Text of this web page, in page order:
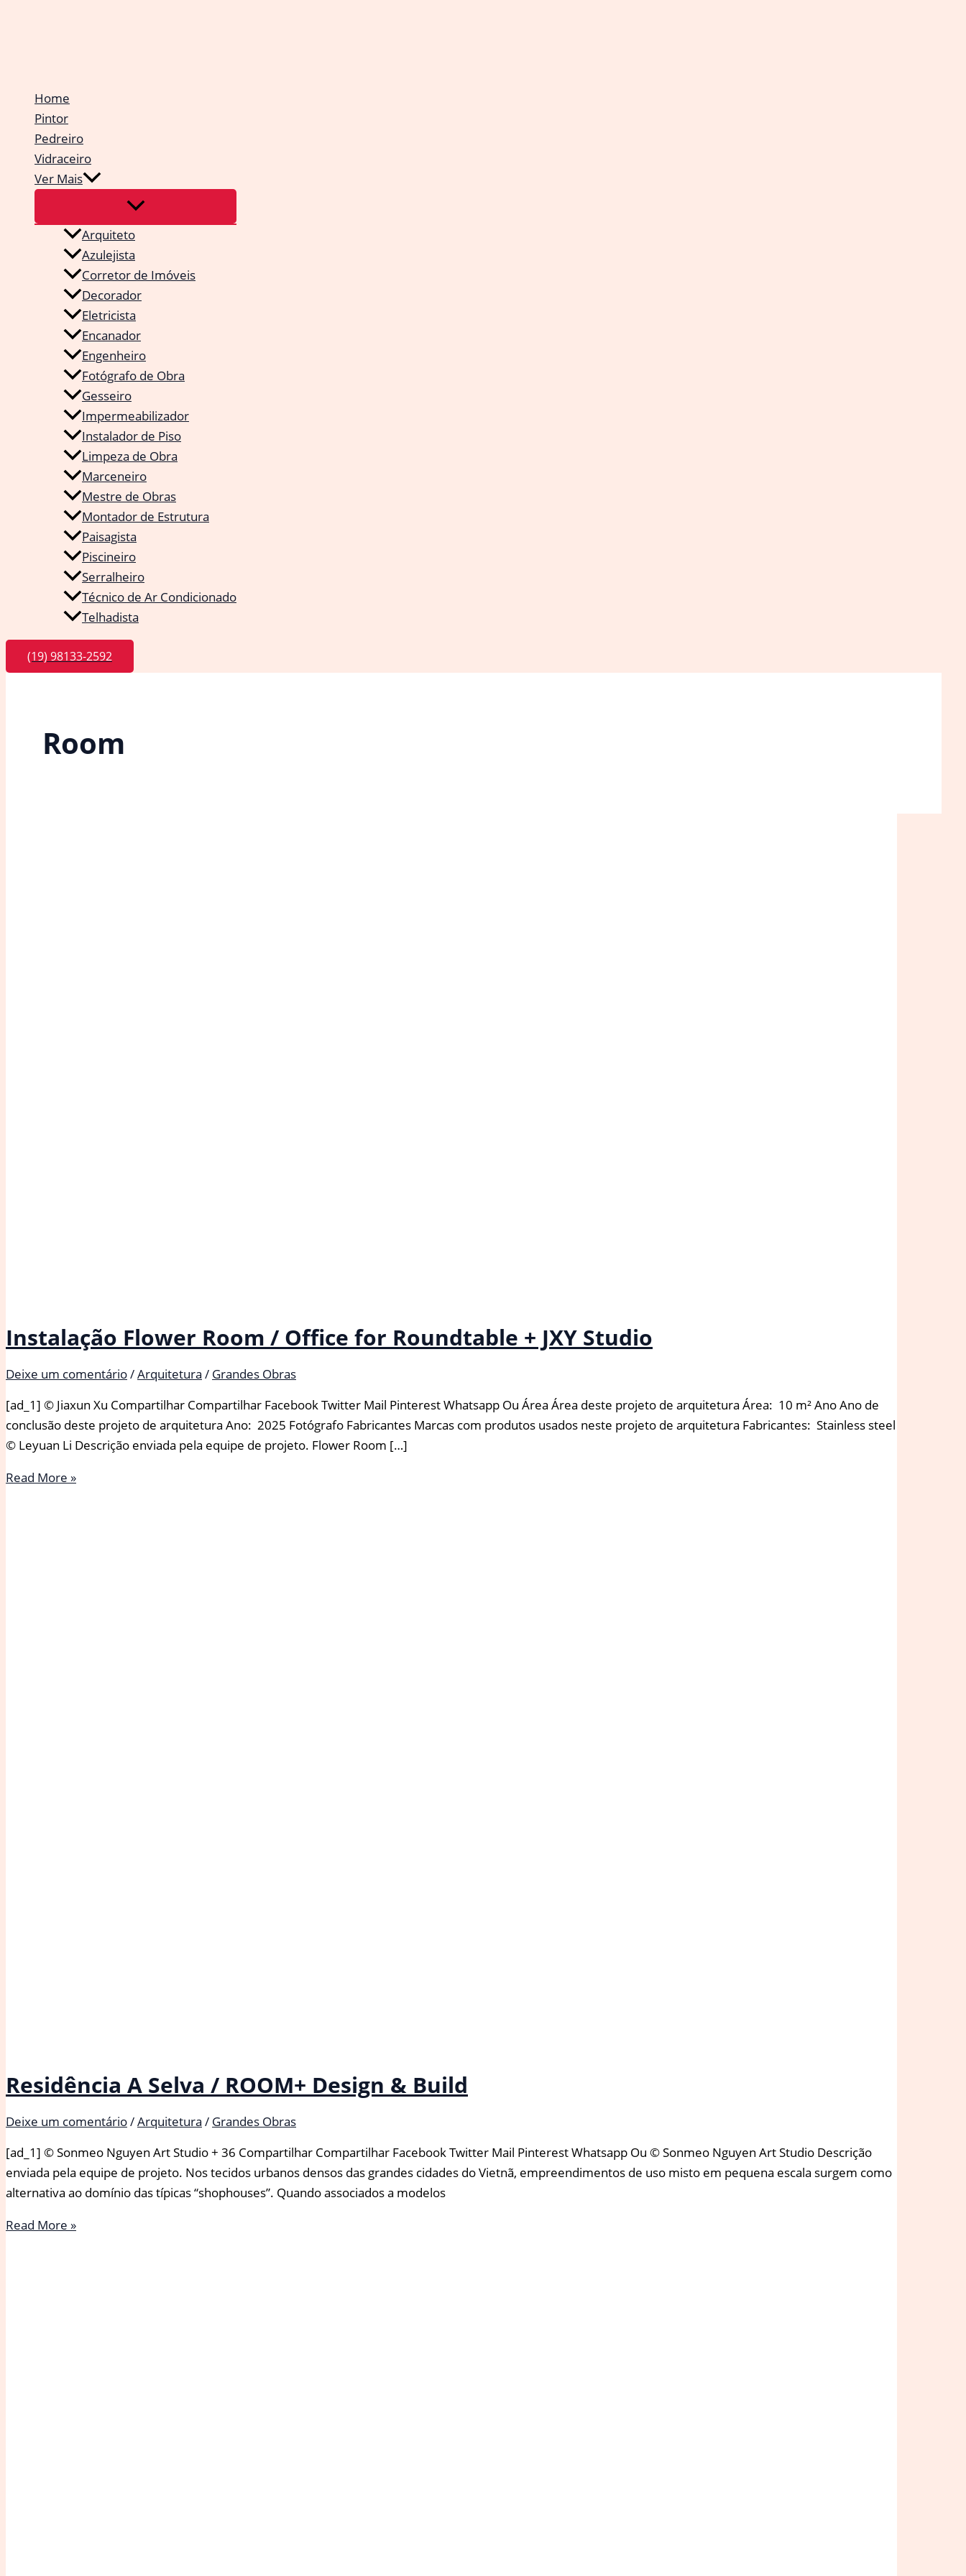
Home
Pintor
Pedreiro
Vidraceiro
Ver Mais
Arquiteto
Azulejista
Corretor de Imóveis
Decorador
Eletricista
Encanador
Engenheiro
Fotógrafo de Obra
Gesseiro
Impermeabilizador
Instalador de Piso
Limpeza de Obra
Marceneiro
Mestre de Obras
Montador de Estrutura
Paisagista
Piscineiro
Serralheiro
Técnico de Ar Condicionado
Telhadista
(19) 98133-2592
Room
Instalação Flower Room / Office for Roundtable + JXY Studio
Deixe um comentário/Arquitetura / Grandes Obras
[ad_1] © Jiaxun Xu Compartilhar Compartilhar Facebook Twitter Mail Pinterest Whatsapp Ou Área Área deste projeto de arquitetura Área: 10 m² Ano Ano de
conclusão deste projeto de arquitetura Ano: 2025 Fotógrafo Fabricantes Marcas com produtos usados neste projeto de arquitetura Fabricantes: Stainless steel
© Leyuan Li Descrição enviada pela equipe de projeto. Flower Room […]
Instalação
Read More »
Residência A Selva / ROOM+ Design & Build
Deixe um comentário/Arquitetura / Grandes Obras
[ad_1] © Sonmeo Nguyen Art Studio + 36 Compartilhar Compartilhar Facebook Twitter Mail Pinterest Whatsapp Ou © Sonmeo Nguyen Art Studio Descrição
enviada pela equipe de projeto. Nos tecidos urbanos densos das grandes cidades do Vietnã, empreendimentos de uso misto em pequena escala surgem como
alternativa ao domínio das típicas “shophouses”. Quando associados a modelos
Residência
Read More »